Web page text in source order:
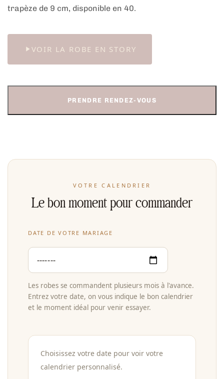
trapèze de 9 cm, disponible en 40.
VOIR LA ROBE EN STORY
PRENDRE RENDEZ-VOUS
VOTRE CALENDRIER
Le bon moment pour commander
DATE DE VOTRE MARIAGE
Les robes se commandent plusieurs mois à l'avance.
Entrez votre date, on vous indique le bon calendrier
et le moment idéal pour venir essayer.
Choisissez votre date pour voir votre
calendrier personnalisé.